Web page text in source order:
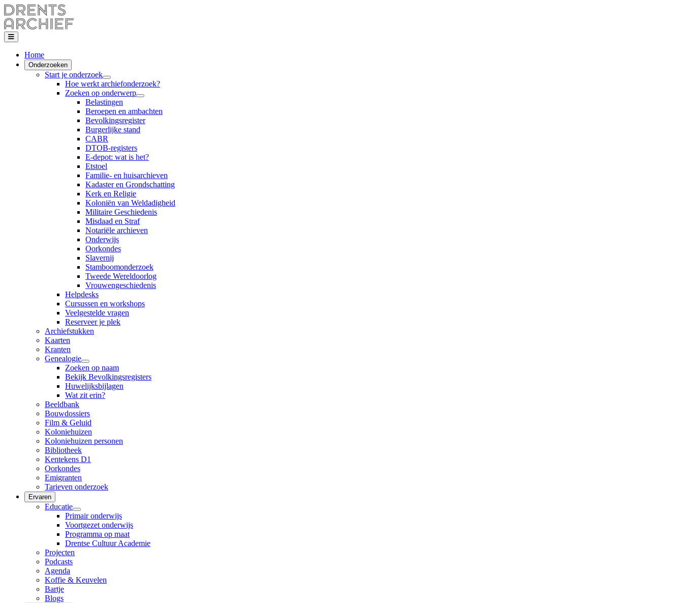
Home
Onderzoeken
Start je onderzoek
Hoe werkt archiefonderzoek?
Zoeken op onderwerp
Belastingen
Beroepen en ambachten
Bevolkingsregister
Burgerlijke stand
CABR
DTOB-registers
E-depot: wat is het?
Etstoel
Familie- en huisarchieven
Kadaster en Grondschatting
Kerk en Religie
Koloniën van Weldadigheid
Militaire Geschiedenis
Misdaad en Straf
Notariële archieven
Onderwijs
Oorkondes
Slavernij
Stamboomonderzoek
Tweede Wereldoorlog
Vrouwengeschiedenis
Helpdesks
Cursussen en workshops
Veelgestelde vragen
Reserveer je plek
Archiefstukken
Kaarten
Kranten
Genealogie
Zoeken op naam
Bekijk Bevolkingsregisters
Huwelijksbijlagen
Wat zit erin?
Beeldbank
Bouwdossiers
Film & Geluid
Koloniehuizen
Koloniehuizen personen
Bibliotheek
Kentekens D1
Oorkondes
Emigranten
Tarieven onderzoek
Ervaren
Educatie
Primair onderwijs
Voortgezet onderwijs
Programma op maat
Drentse Cultuur Academie
Projecten
Podcasts
Agenda
Koffie & Keuvelen
Bartje
Blogs